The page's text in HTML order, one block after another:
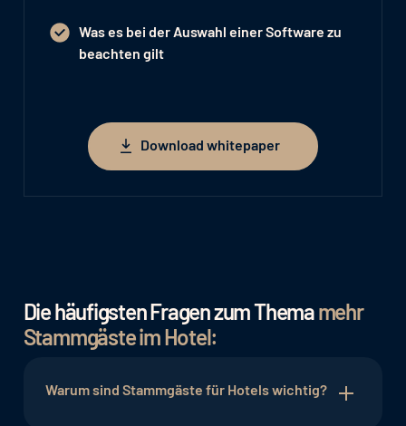
Was es bei der Auswahl einer Software zu
beachten gilt
Download whitepaper
Download whitepaper
Die häufigsten Fragen zum Themamehr
Stammgäste im Hotel:
Warum sind Stammgäste für Hotels wichtig?